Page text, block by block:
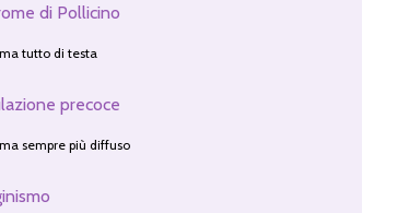
di Pollicino
tutto di testa
precoce
sempre più diffuso